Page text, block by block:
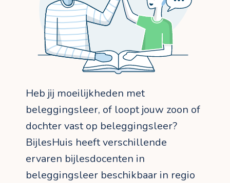
Heb jij moeilijkheden met
beleggingsleer, of loopt jouw zoon of
dochter vast op beleggingsleer?
BijlesHuis heeft verschillende
ervaren bijlesdocenten in
beleggingsleer beschikbaar in regio